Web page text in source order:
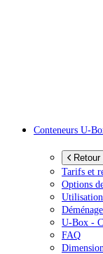
Conteneurs U-
Tarifs et
Options
U-Box -
FAQ